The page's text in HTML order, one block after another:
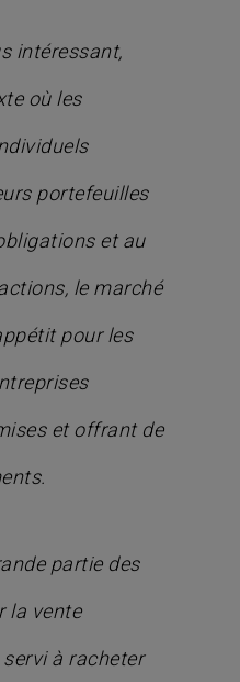
intéressant,
où les
portefeuilles
et au
le marché
pour les
et offrant de
partie des
la vente
servi à racheter